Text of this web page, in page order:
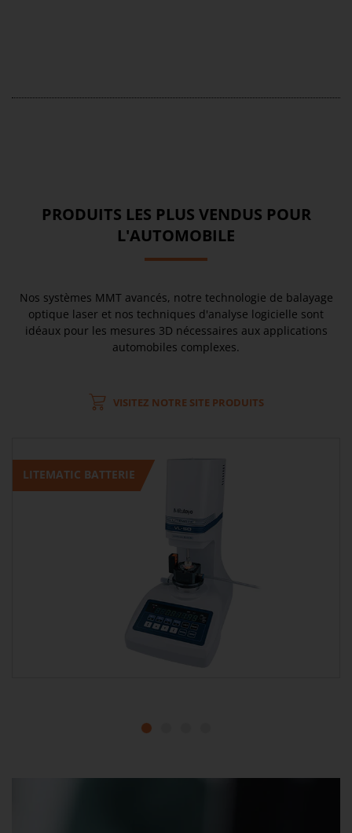
PRODUITS LES PLUS VENDUS POUR
L'AUTOMOBILE
Nos systèmes MMT avancés, notre technologie de balayage
optique laser et nos techniques d'analyse logicielle sont
idéaux pour les mesures 3D nécessaires aux applications
automobiles complexes.
VISITEZ NOTRE SITE PRODUITS
LITEMATIC BATTERIE